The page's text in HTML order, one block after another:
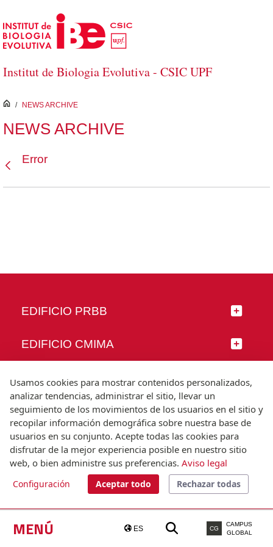
Saltar al contenido principal
Institut de Biologia Evolutiva - CSIC UPF
MENÚ ES CG
CAMPUS
GLOBAL
inici
/ NEWS ARCHIVE
NEWS ARCHIVE
Error
EDIFICIO PRBB
EDIFICIO CMIMA
SÍGUENOS
© Universitat Pompeu Fabra
Barcelona
T.(+34) 93 542 20 00
Usamos cookies para mostrar contenidos personalizados,
analizar tendencias, administrar el sitio, llevar un
seguimiento de los movimientos de los usuarios en el sitio y
recopilar información demográfica sobre nuestra base de
usuarios en su conjunto. Acepte todas las cookies para
disfrutar de la mejor experiencia posible en nuestro sitio
web, o bien administre sus preferencias. Aviso legal
Configuración Aceptar todo Rechazar todas